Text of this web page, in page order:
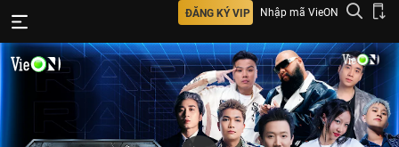
ĐĂNG KÝ VIP Nhập mã VieON